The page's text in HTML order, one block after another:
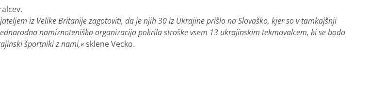
iz Velike Britanije zagotoviti, da je njih 30 iz Ukrajine prišlo na Slovaško, kjer so v tamkajšnji
namiznoteniška organizacija pokrila stroške vsem 13 ukrajinskim tekmovalcem, ki se bodo
športniki z nami,« sklene Vecko.